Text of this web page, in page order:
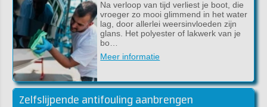
Na verloop van tijd verliest je boot, die
vroeger zo mooi glimmend in het water
lag, door allerlei weersinvloeden zijn
glans. Het polyester of lakwerk van je
bo…
Meer informatie
Zelfslijpende antifouling aanbrengen